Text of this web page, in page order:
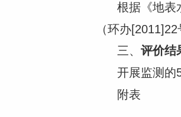
根据《地表
（环办
三、 评价结
开展监测的
附表